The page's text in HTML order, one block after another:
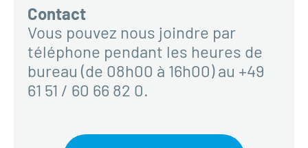
Contact
Vous pouvez nous joindre par
téléphone pendant les heures de
bureau (de 08h00 à 16h00) au +49
61 51 / 60 66 82 0.